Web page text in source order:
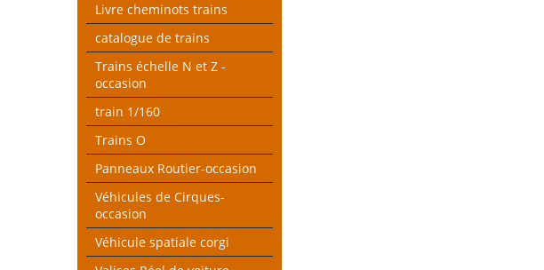
Livre cheminots trains
catalogue de trains
Trains échelle N et Z -
occasion
train 1/160
Trains O
Panneaux Routier-occasion
Véhicules de Cirques-
occasion
Véhicule spatiale corgi